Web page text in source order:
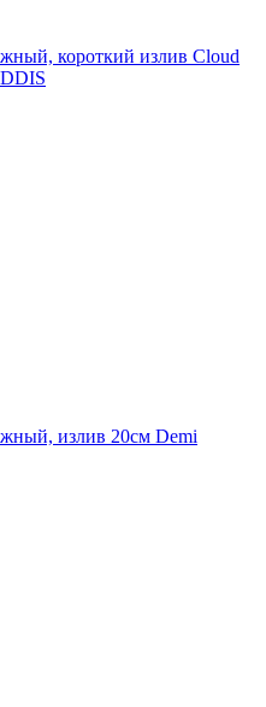
короткий излив Cloud
излив 20см Demi